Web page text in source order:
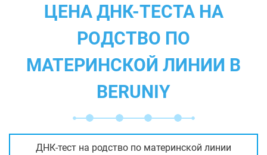
ЦЕНА ДНК-ТЕСТА НА
РОДСТВО ПО
МАТЕРИНСКОЙ ЛИНИИ В
BERUNIY
ДНК-тест на родство по материнской линии